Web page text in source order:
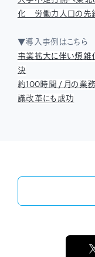
化 労働力人口の先
▼導入事例はこちら
事業拡大に伴い煩雑
決
約100時間 / 月の業
識改革にも成功